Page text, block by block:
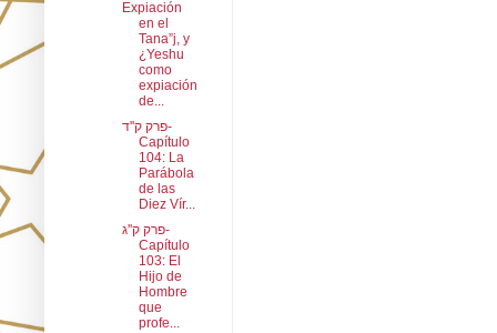
Expiación
en el
Tana”j, y
¿Yeshu
como
expiación
de...
פרק ק''ד-
Capítulo
104: La
Parábola
de las
Diez Vír...
פרק ק''ג-
Capítulo
103: El
Hijo de
Hombre
que
profe...